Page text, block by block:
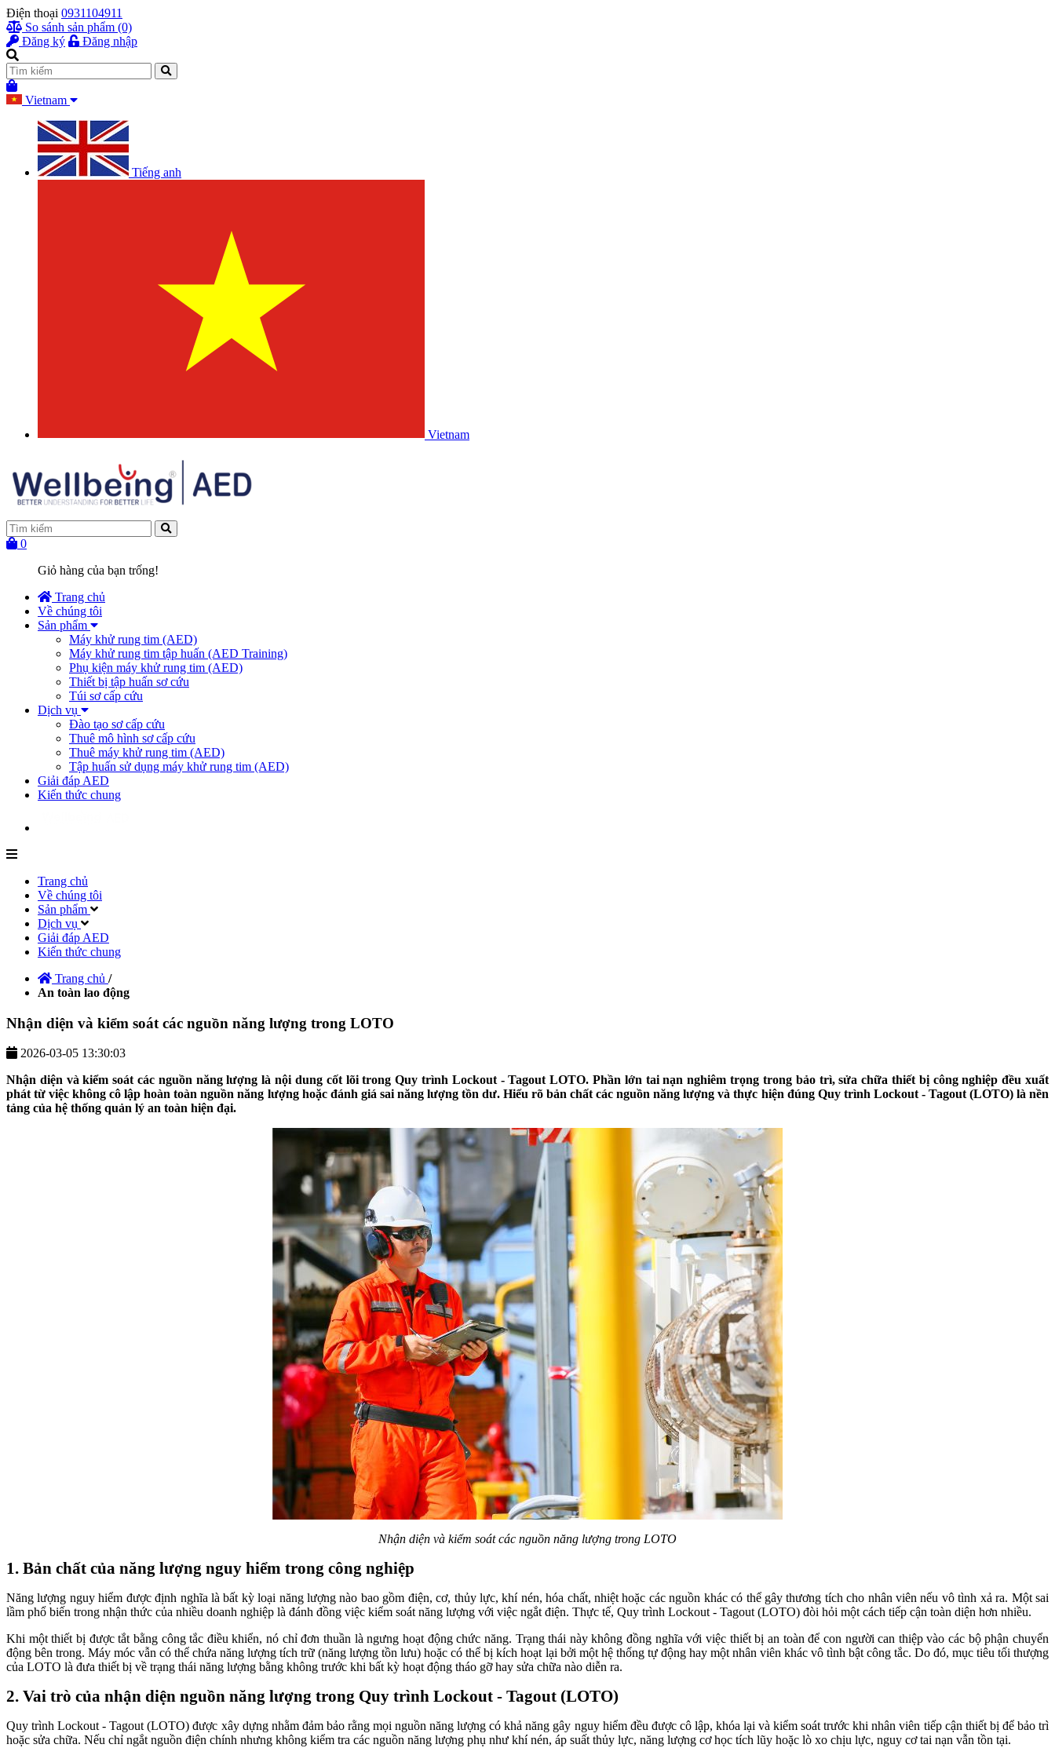
Điện thoại 0931104911
So sánh sản phẩm (0)
Đăng ký
Đăng nhập
Vietnam
Tiếng anh
Vietnam
0
Giỏ hàng của bạn trống!
Trang chủ
Về chúng tôi
Sản phẩm
Máy khử rung tim (AED)
Máy khử rung tim tập huấn (AED Training)
Phụ kiện máy khử rung tim (AED)
Thiết bị tập huấn sơ cứu
Túi sơ cấp cứu
Dịch vụ
Đào tạo sơ cấp cứu
Thuê mô hình sơ cấp cứu
Thuê máy khử rung tim (AED)
Tập huấn sử dụng máy khử rung tim (AED)
Giải đáp AED
Kiến thức chung
Trang chủ
Về chúng tôi
Sản phẩm
Dịch vụ
Giải đáp AED
Kiến thức chung
Trang chủ /
An toàn lao động
Nhận diện và kiểm soát các nguồn năng lượng trong LOTO
2026-03-05 13:30:03
Nhận diện và kiểm soát các nguồn năng lượng là nội dung cốt lõi trong Quy trình Lockout - Tagout LOTO. Phần lớn tai nạn nghiêm trọng trong bảo trì, sửa chữa thiết bị công nghiệp đều xuất
phát từ việc không cô lập hoàn toàn nguồn năng lượng hoặc đánh giá sai năng lượng tồn dư. Hiểu rõ bản chất các nguồn năng lượng và thực hiện đúng Quy trình Lockout - Tagout (LOTO) là nền
tảng của hệ thống quản lý an toàn hiện đại.
Nhận diện và kiểm soát các nguồn năng lượng trong LOTO
1. Bản chất của năng lượng nguy hiểm trong công nghiệp
Năng lượng nguy hiểm được định nghĩa là bất kỳ loại năng lượng nào bao gồm điện, cơ, thủy lực, khí nén, hóa chất, nhiệt hoặc các nguồn khác có thể gây thương tích cho nhân viên nếu vô tình xả ra. Một sai
lầm phổ biến trong nhận thức của nhiều doanh nghiệp là đánh đồng việc kiểm soát năng lượng với việc ngắt điện. Thực tế, Quy trình Lockout - Tagout (LOTO) đòi hỏi một cách tiếp cận toàn diện hơn nhiều.
Khi một thiết bị được tắt bằng công tắc điều khiển, nó chỉ đơn thuần là ngưng hoạt động chức năng. Trạng thái này không đồng nghĩa với việc thiết bị an toàn để con người can thiệp vào các bộ phận chuyển
động bên trong. Máy móc vẫn có thể chứa năng lượng tích trữ (năng lượng tồn lưu) hoặc có thể bị kích hoạt lại bởi một hệ thống tự động hay một nhân viên khác vô tình bật công tắc. Do đó, mục tiêu tối thượng
của LOTO là đưa thiết bị về trạng thái năng lượng bằng không trước khi bất kỳ hoạt động tháo gỡ hay sửa chữa nào diễn ra.
2. Vai trò của nhận diện nguồn năng lượng trong Quy trình Lockout - Tagout (LOTO)
Quy trình Lockout - Tagout (LOTO) được xây dựng nhằm đảm bảo rằng mọi nguồn năng lượng có khả năng gây nguy hiểm đều được cô lập, khóa lại và kiểm soát trước khi nhân viên tiếp cận thiết bị để bảo trì
hoặc sửa chữa. Nếu chỉ ngắt nguồn điện chính nhưng không kiểm tra các nguồn năng lượng phụ như khí nén, áp suất thủy lực, năng lượng cơ học tích lũy hoặc lò xo chịu lực, nguy cơ tai nạn vẫn tồn tại.